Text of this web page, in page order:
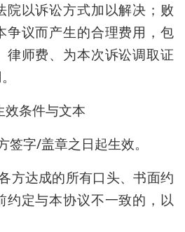
院以诉讼方式加以解决；败
争议而产生的合理费用，包
律师费、为本次诉讼调取证
效条件与文本
签字/盖章之日起生效。
方达成的所有口头、书面约
约定与本协议不一致的，以